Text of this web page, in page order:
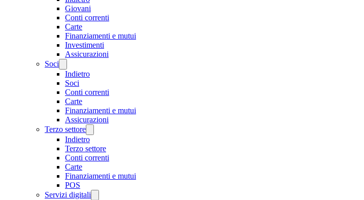
Giovani
Conti correnti
Carte
Finanziamenti e mutui
Investimenti
Assicurazioni
Soci
Indietro
Soci
Conti correnti
Carte
Finanziamenti e mutui
Assicurazioni
Terzo settore
Indietro
Terzo settore
Conti correnti
Carte
Finanziamenti e mutui
POS
Servizi digitali